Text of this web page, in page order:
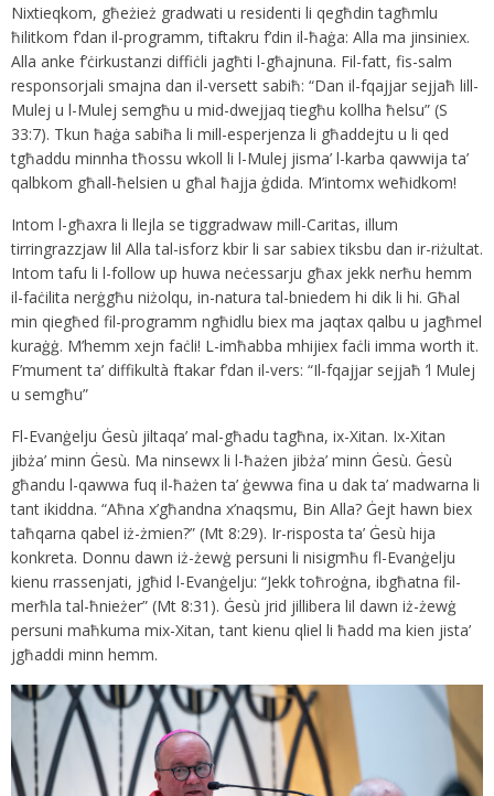
Nixtieqkom, għeżież gradwati u residenti li qegħdin tagħmlu
ħilitkom f’dan il-programm, tiftakru f’din il-ħaġa: Alla ma jinsiniex.
Alla anke f’ċirkustanzi diffiċli jagħti l-għajnuna. Fil-fatt, fis-salm
responsorjali smajna dan il-versett sabiħ: “Dan il-fqajjar sejjaħ lill-
Mulej u l-Mulej semgħu u mid-dwejjaq tiegħu kollha ħelsu” (S
33:7). Tkun ħaġa sabiħa li mill-esperjenza li għaddejtu u li qed
tgħaddu minnha tħossu wkoll li l-Mulej jisma’ l-karba qawwija ta’
qalbkom għall-ħelsien u għal ħajja ġdida. M’intomx weħidkom!
Intom l-għaxra li llejla se tiggradwaw mill-Caritas, illum
tirringrazzjaw lil Alla tal-isforz kbir li sar sabiex tiksbu dan ir-riżultat.
Intom tafu li l-follow up huwa neċessarju għax jekk nerħu hemm
il-faċilita nerġgħu niżolqu, in-natura tal-bniedem hi dik li hi. Għal
min qiegħed fil-programm ngħidlu biex ma jaqtax qalbu u jagħmel
kuraġġ. M’hemm xejn faċli! L-imħabba mhijiex faċli imma worth it.
F’mument ta’ diffikultà ftakar f’dan il-vers: “Il-fqajjar sejjaħ ’l Mulej
u semgħu”
Fl-Evanġelju Ġesù jiltaqa’ mal-għadu tagħna, ix-Xitan. Ix-Xitan
jibża’ minn Ġesù. Ma ninsewx li l-ħażen jibża’ minn Ġesù. Ġesù
għandu l-qawwa fuq il-ħażen ta’ ġewwa fina u dak ta’ madwarna li
tant ikiddna. “Aħna x’għandna x’naqsmu, Bin Alla? Ġejt hawn biex
taħqarna qabel iż-żmien?” (Mt 8:29). Ir-risposta ta’ Ġesù hija
konkreta. Donnu dawn iż-żewġ persuni li nisigmħu fl-Evanġelju
kienu rrassenjati, jgħid l-Evanġelju: “Jekk toħroġna, ibgħatna fil-
merħla tal-ħnieżer” (Mt 8:31). Ġesù jrid jillibera lil dawn iż-żewġ
persuni maħkuma mix-Xitan, tant kienu qliel li ħadd ma kien jista’
jgħaddi minn hemm.